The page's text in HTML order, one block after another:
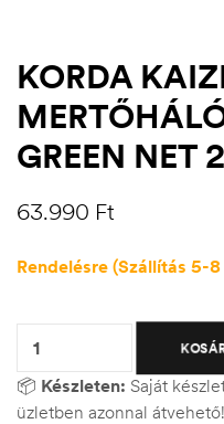
KORDA
GREEN NET
63.990 Ft
Rendelésre (Szállítás 5-
📦 Készleten: Saját
üzletben azonnal átvehető!